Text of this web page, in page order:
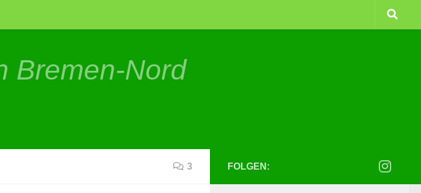
Bremen-Nord
3 FOLGEN: